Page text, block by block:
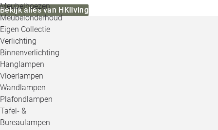
Meubelhoezen
Meubelonderhoud
Eigen Collectie
Verlichting
Binnenverlichting
Hanglampen
Vloerlampen
Wandlampen
Plafondlampen
Tafel- &
Bureaulampen
Bekijk alles van HKliving